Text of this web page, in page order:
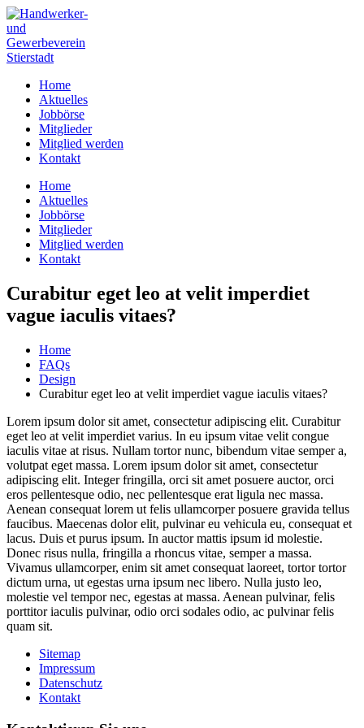
Home
Aktuelles
Jobbörse
Mitglieder
Mitglied werden
Kontakt
Home
Aktuelles
Jobbörse
Mitglieder
Mitglied werden
Kontakt
Curabitur eget leo at velit imperdiet
vague iaculis vitaes?
Home
FAQs
Design
Curabitur eget leo at velit imperdiet vague iaculis vitaes?
Lorem ipsum dolor sit amet, consectetur adipiscing elit. Curabitur
eget leo at velit imperdiet varius. In eu ipsum vitae velit congue
iaculis vitae at risus. Nullam tortor nunc, bibendum vitae semper a,
volutpat eget massa. Lorem ipsum dolor sit amet, consectetur
adipiscing elit. Integer fringilla, orci sit amet posuere auctor, orci
eros pellentesque odio, nec pellentesque erat ligula nec massa.
Aenean consequat lorem ut felis ullamcorper posuere gravida tellus
faucibus. Maecenas dolor elit, pulvinar eu vehicula eu, consequat et
lacus. Duis et purus ipsum. In auctor mattis ipsum id molestie.
Donec risus nulla, fringilla a rhoncus vitae, semper a massa.
Vivamus ullamcorper, enim sit amet consequat laoreet, tortor tortor
dictum urna, ut egestas urna ipsum nec libero. Nulla justo leo,
molestie vel tempor nec, egestas at massa. Aenean pulvinar, felis
porttitor iaculis pulvinar, odio orci sodales odio, ac pulvinar felis
quam sit.
Sitemap
Impressum
Datenschutz
Kontakt